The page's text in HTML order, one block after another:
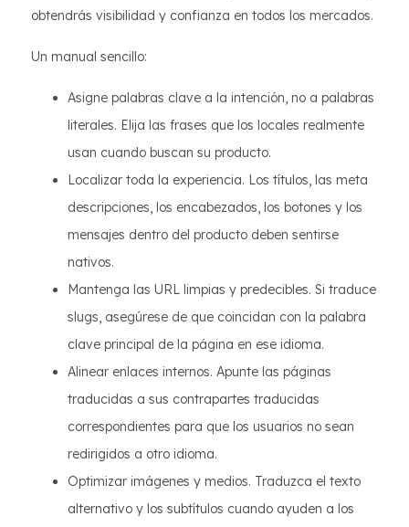
obtendrás visibilidad y confianza en todos los mercados.
Un manual sencillo:
Asigne palabras clave a la intención, no a palabras
literales. Elija las frases que los locales realmente
usan cuando buscan su producto.
Localizar toda la experiencia. Los títulos, las meta
descripciones, los encabezados, los botones y los
mensajes dentro del producto deben sentirse
nativos.
Mantenga las URL limpias y predecibles. Si traduce
slugs, asegúrese de que coincidan con la palabra
clave principal de la página en ese idioma.
Alinear enlaces internos. Apunte las páginas
traducidas a sus contrapartes traducidas
correspondientes para que los usuarios no sean
redirigidos a otro idioma.
Optimizar imágenes y medios. Traduzca el texto
alternativo y los subtítulos cuando ayuden a los